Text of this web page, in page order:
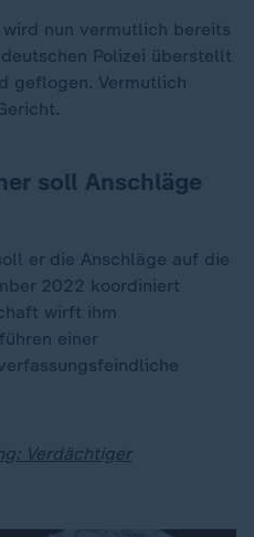
nun vermutlich bereits
Polizei überstellt
geflogen. Vermutlich
soll Anschläge
er die Anschläge auf die
2022 koordiniert
wirft ihm
einer
Verdächtiger